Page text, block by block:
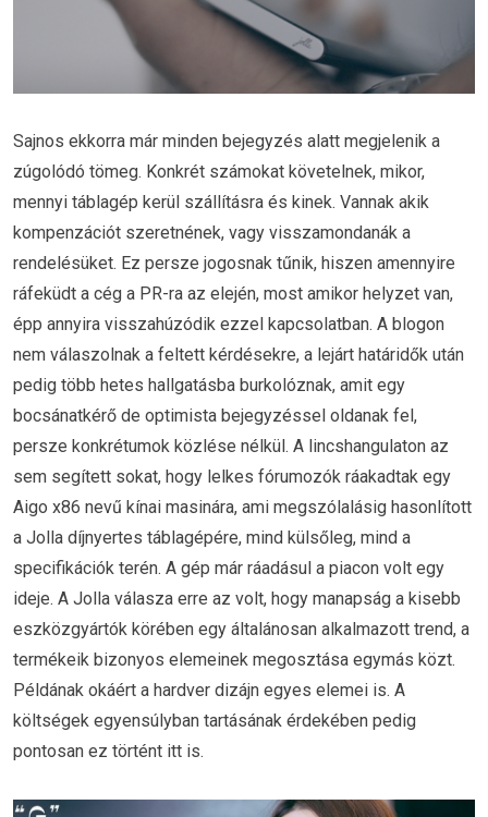
Sajnos ekkorra már minden bejegyzés alatt megjelenik a
zúgolódó tömeg. Konkrét számokat követelnek, mikor,
mennyi táblagép kerül szállításra és kinek. Vannak akik
kompenzációt szeretnének, vagy visszamondanák a
rendelésüket. Ez persze jogosnak tűnik, hiszen amennyire
ráfeküdt a cég a PR-ra az elején, most amikor helyzet van,
épp annyira visszahúzódik ezzel kapcsolatban. A blogon
nem válaszolnak a feltett kérdésekre, a lejárt határidők után
pedig több hetes hallgatásba burkolóznak, amit egy
bocsánatkérő de optimista bejegyzéssel oldanak fel,
persze konkrétumok közlése nélkül. A lincshangulaton az
sem segített sokat, hogy lelkes fórumozók ráakadtak egy
Aigo x86 nevű kínai masinára, ami megszólalásig hasonlított
a Jolla díjnyertes táblagépére, mind külsőleg, mind a
specifikációk terén. A gép már ráadásul a piacon volt egy
ideje. A Jolla válasza erre az volt, hogy manapság a kisebb
eszközgyártók körében egy általánosan alkalmazott trend, a
termékeik bizonyos elemeinek megosztása egymás közt.
Példának okáért a hardver dizájn egyes elemei is. A
költségek egyensúlyban tartásának érdekében pedig
pontosan ez történt itt is.